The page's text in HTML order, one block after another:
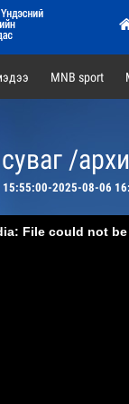
MNB sport
/
2025-08-06
File could not